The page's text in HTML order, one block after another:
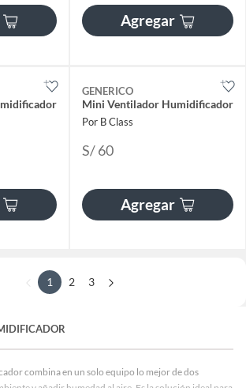
Agregar
GENERICO
Mini Ventilador Humidificador
Por B Class
S/ 60
Agregar
1 2 3
combina en un solo equipo lo mejor de dos